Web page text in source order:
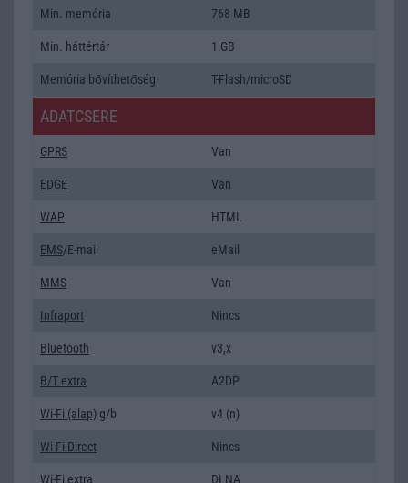
Min. memória 768 MB
Min. háttértár 1 GB
Memória bővíthetőség T-Flash/microSD
ADATCSERE
GPRS Van
EDGE Van
WAP HTML
EMS/E-mail eMail
MMS Van
Infraport Nincs
Bluetooth v3,x
B/T extra A2DP
Wi-Fi (alap) g/b v4 (n)
Wi-Fi Direct Nincs
Wi-Fi extra DLNA